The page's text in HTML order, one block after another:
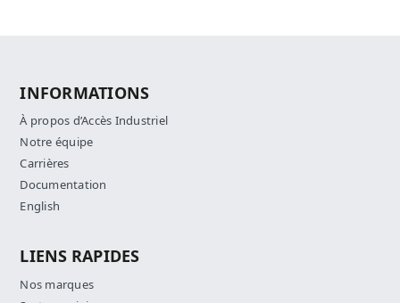
INFORMATIONS
À propos d’Accès Industriel
Notre équipe
Carrières
Documentation
English
LIENS RAPIDES
Nos marques